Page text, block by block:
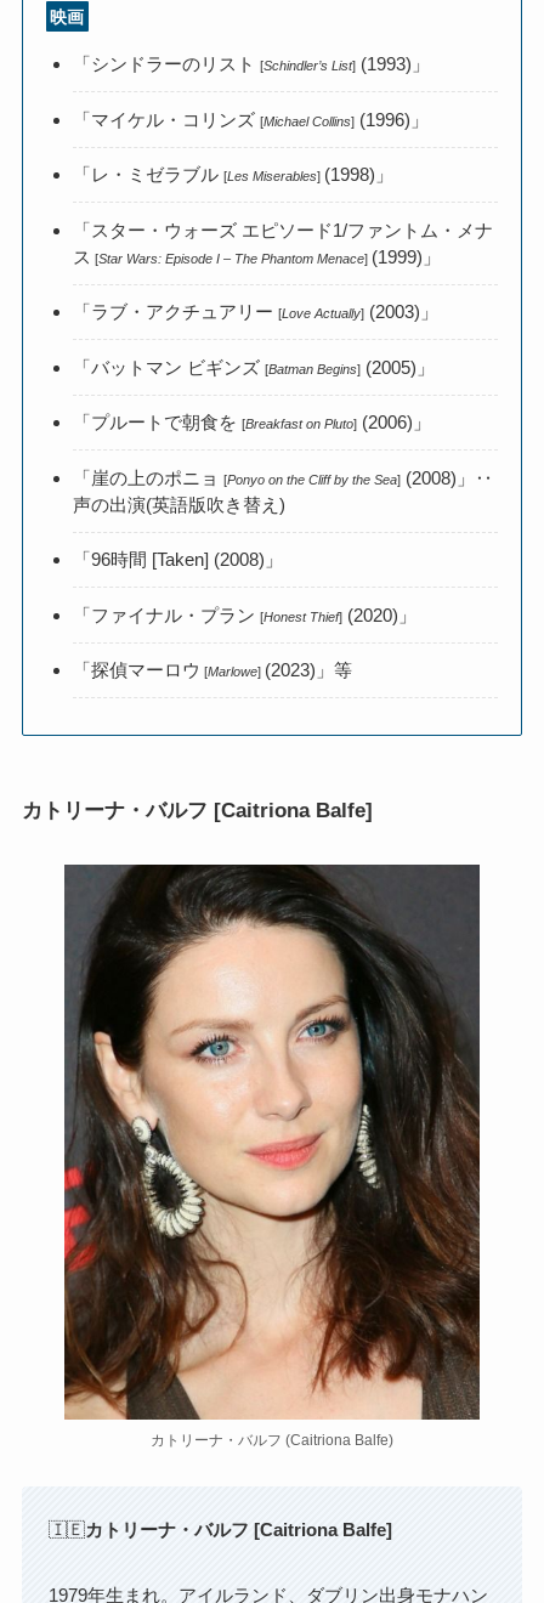
映画
「シンドラーのリスト[Schindler’s List] (1993)」
「マイケル・コリンズ[Michael Collins] (1996)」
「レ・ミゼラブル[Les Miserables] (1998)」
「スター・ウォーズ エピソード1/ファントム・メナ
ス [Star Wars: Episode I – The Phantom Menace] (1999)」
「ラブ・アクチュアリー[Love Actually] (2003)」
「バットマン ビギンズ[Batman Begins] (2005)」
「プルートで朝食を[Breakfast on Pluto] (2006)」
「崖の上のポニョ[Ponyo on the Cliff by the Sea] (2008)」‥
声の出演(英語版吹き替え)
「96時間 [Taken] (2008)」
「ファイナル・プラン[Honest Thief] (2020)」
「探偵マーロウ [Marlowe] (2023)」等
カトリーナ・バルフ [Caitriona Balfe]
カトリーナ・バルフ (Caitriona Balfe)
🇮🇪カトリーナ・バルフ [Caitriona Balfe]
1979年生まれ。アイルランド、ダブリン出身モナハン